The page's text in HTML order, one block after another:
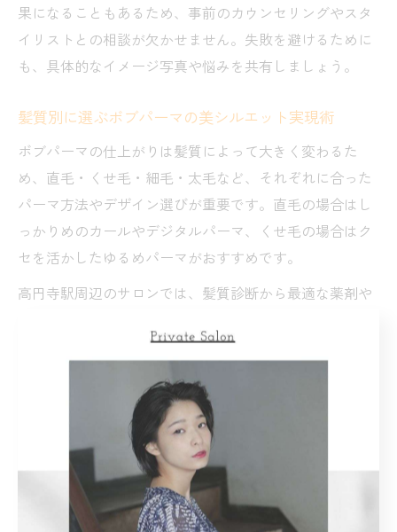
果になることもあるため、事前のカウンセリングやスタ
イリストとの相談が欠かせません。失敗を避けるために
も、具体的なイメージ写真や悩みを共有しましょう。
髪質別に選ぶボブパーマの美シルエット実現術
ボブパーマの仕上がりは髪質によって大きく変わるた
め、直毛・くせ毛・細毛・太毛など、それぞれに合った
パーマ方法やデザイン選びが重要です。直毛の場合はし
っかりめのカールやデジタルパーマ、くせ毛の場合はク
セを活かしたゆるめパーマがおすすめです。
高円寺駅周辺のサロンでは、髪質診断から最適な薬剤や
良いパーマを提案しています。髪が細い方はボリューム
注意点として、髪質によってはパーマがかかりにくかっ
たり、ダメージが出やすい場合もあるため、トリートメ
ントやアフターケアを重視しましょう。サロン選びの際
は、髪質改善やパーマが得意なスタイリストの在籍を確